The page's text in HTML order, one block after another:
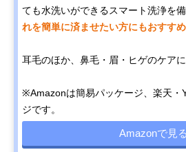
ても水洗いができるスマート洗浄を備
れを簡単に済ませたい方にもおすすめ
耳毛のほか、鼻毛・眉・ヒゲのケアに
※Amazonは簡易パッケージ、楽天・
ジです。
Amazonで見る